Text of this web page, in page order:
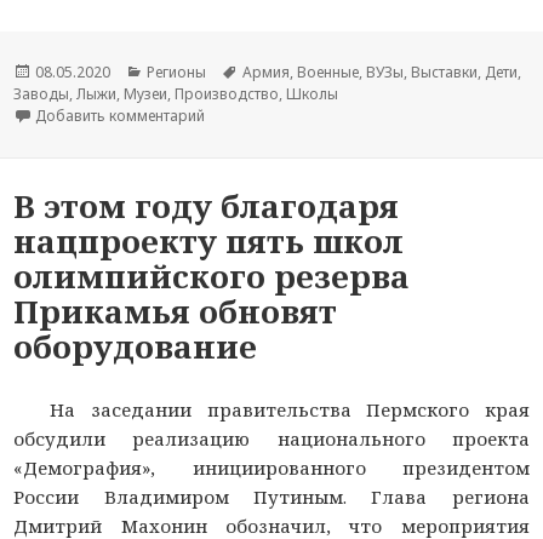
Опубликовано
08.05.2020 Рубрики
Регионы Метки
Армия, Военные, ВУЗы, Выставки, Дети,
Заводы,Лыжи, Музеи, Производство, Школы
Добавить комментарий
В этом году благодаря
нацпроекту пять школ
олимпийского резерва
Прикамья обновят
оборудование
На заседании правительства Пермского края
обсудили реализацию национального проекта
«Демография», инициированного президентом
России Владимиром Путиным. Глава региона
Дмитрий Махонин обозначил, что мероприятия